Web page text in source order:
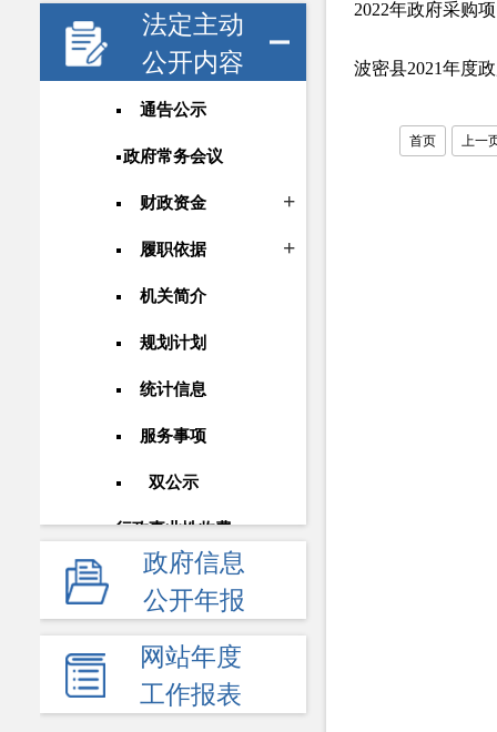
法定主动
公开内容
通告公示
政府常务会议
财政资金
履职依据
机关简介
规划计划
统计信息
服务事项
双公示
行政事业性收费
政府采购
重大建设项目
民生领域
应急管理
政府信息
公开年报
网站年度
工作报表
2022年政府采购
波密县2021年度
首页 上一